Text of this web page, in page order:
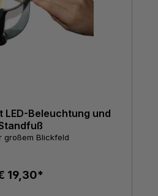
LED-Beleuchtung und
großem Blickfeld
19,30*